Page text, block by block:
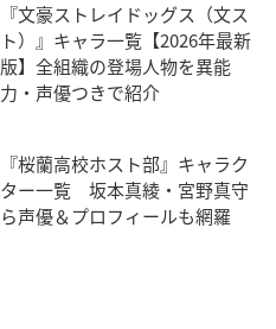
『文豪ストレイドッグス（文ス
ト）』キャラ一覧【2026年最新
版】全組織の登場人物を異能
力・声優つきで紹介
『桜蘭高校ホスト部』キャラク
ター一覧 坂本真綾・宮野真守
ら声優＆プロフィールも網羅